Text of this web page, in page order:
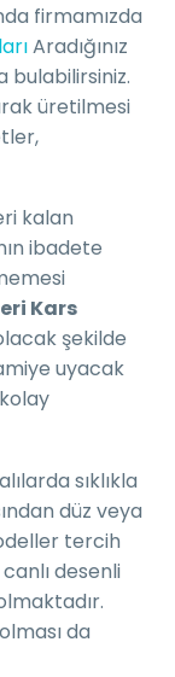
firmamızda
Aradığınız
bulabilirsiniz.
üretilmesi
kalan
ibadete
Kars
şekilde
uyacak
sıklıkla
düz veya
tercih
desenli
da